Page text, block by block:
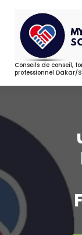
contenu
Conseils de conseil,
professionnel Dakar/